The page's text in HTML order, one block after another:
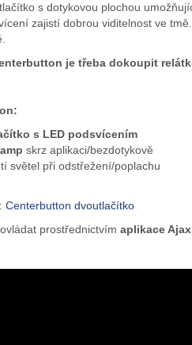
s dotykovou plochou
zajistí dobrou viditelnost ve
je třeba dokoupit
:
s LED podsvícením
skrz aplikaci/bezdotykově
světel při odstřežení/poplachu
Centerbutton dvoutlačítko
prostřednictvím aplikace